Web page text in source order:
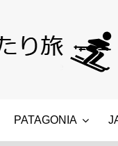
PATAGONIA